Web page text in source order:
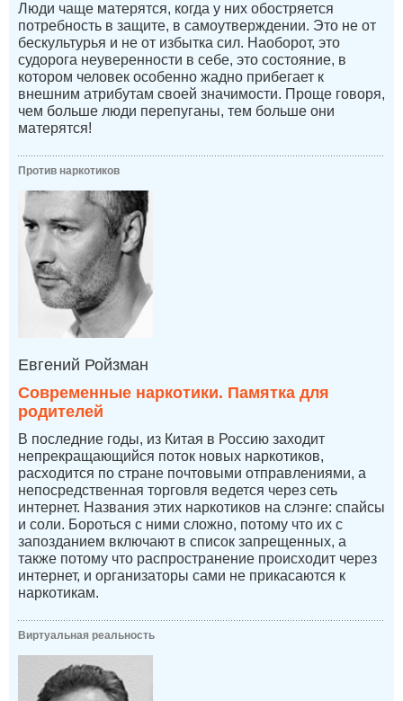
Люди чаще матерятся, когда у них обостряется
потребность в защите, в самоутверждении. Это не от
бескультурья и не от избытка сил. Наоборот, это
судорога неуверенности в себе, это состояние, в
котором человек особенно жадно прибегает к
внешним атрибутам своей значимости. Проще говоря,
чем больше люди перепуганы, тем больше они
матерятся!
Против наркотиков
Евгений Ройзман
Современные наркотики. Памятка для
родителей
В последние годы, из Китая в Россию заходит
непрекращающийся поток новых наркотиков,
расходится по стране почтовыми отправлениями, а
непосредственная торговля ведется через сеть
интернет. Названия этих наркотиков на слэнге: спайсы
и соли. Бороться с ними сложно, потому что их с
запозданием включают в список запрещенных, а
также потому что распространение происходит через
интернет, и организаторы сами не прикасаются к
наркотикам.
Виртуальная реальность